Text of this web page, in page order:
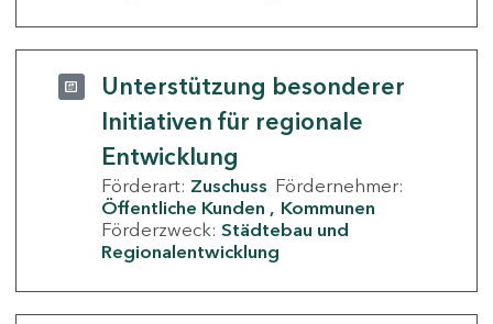
Unterstützung besonderer
Initiativen für regionale
Entwicklung
Förderart: Zuschuss Fördernehmer:
Öffentliche Kunden
Kommunen
Förderzweck: Städtebau und
Regionalentwicklung